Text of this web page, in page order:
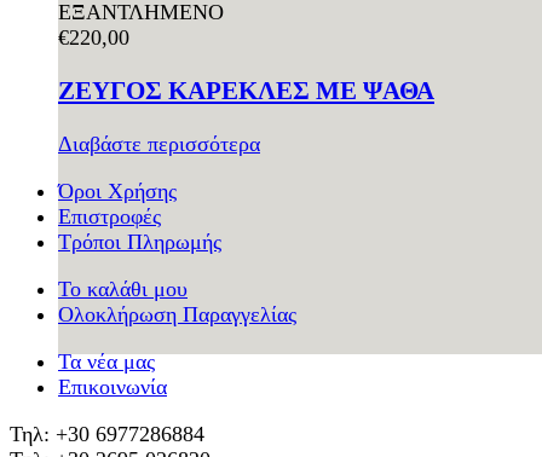
ΕΞΑΝΤΛΗΜΕΝΟ
€220,00
ΖΕΥΓΟΣ ΚΑΡΕΚΛΕΣ ΜΕ ΨΑΘΑ
Διαβάστε περισσότερα
Όροι Χρήσης
Επιστροφές
Τρόποι Πληρωμής
Το καλάθι μου
Ολοκλήρωση Παραγγελίας
Τα νέα μας
Επικοινωνία
Τηλ: +30 6977286884